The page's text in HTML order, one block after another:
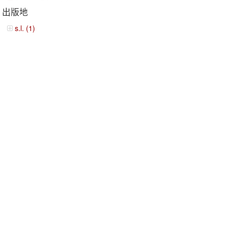
出版地
s.l. (1)